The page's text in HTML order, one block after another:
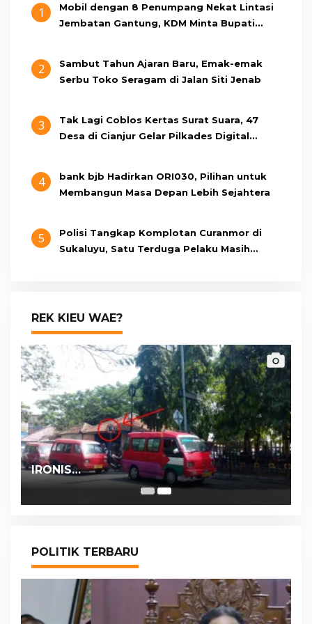
1
Mobil dengan 8 Penumpang Nekat Lintasi
Jembatan Gantung, KDM Minta Bupati
2
Sambut Tahun Ajaran Baru, Emak-emak
Serbu Toko Seragam di Jalan Siti Jenab
3
Tak Lagi Coblos Kertas Surat Suara, 47
Desa di Cianjur Gelar Pilkades Digital
4
bank bjb Hadirkan ORI030, Pilihan untuk
Membangun Masa Depan Lebih Sejahtera
5
Polisi Tangkap Komplotan Curanmor di
Sukaluyu, Satu Terduga Pelaku Masih
REK KIEU WAE?
IRONIS…
POLITIK TERBARU